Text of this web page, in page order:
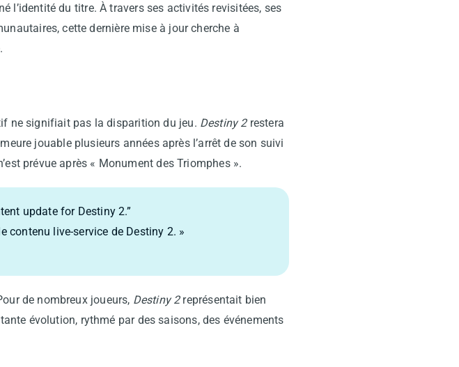
l’identité du titre. À travers ses activités revisitées, ses
cette dernière mise à jour cherche à
ne signifiait pas la disparition du jeu. Destiny 2restera
jouable plusieurs années après l’arrêt de son suivi
prévue après « Monument des Triomphes ».
update for Destiny 2.”
contenu live-service de Destiny 2. »
de nombreux joueurs, Destiny 2représentait bien
évolution, rythmé par des saisons, des événements